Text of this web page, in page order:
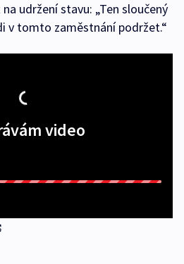
udržení stavu: „Ten sloučený
v tomto zaměstnání podržet.“
video